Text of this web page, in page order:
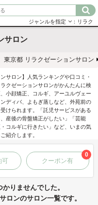
ジャンルを指定 ：リラク
サロン
東京都 リラクゼーションサロン
サロン】人気ランキングや口コミ・
クゼーションサロンがかんたんに検
小顔矯正、コルギ、アーユルヴェー
ディバ、よもぎ蒸しなど、外苑前の
けられます。「託児サービスがある
産後の骨盤矯正がしたい」「芸能
コルギに行きたい」など、いまの気
紹介します。
可 クーポン有
0
りませんでした。
ロンのサロン一覧です。